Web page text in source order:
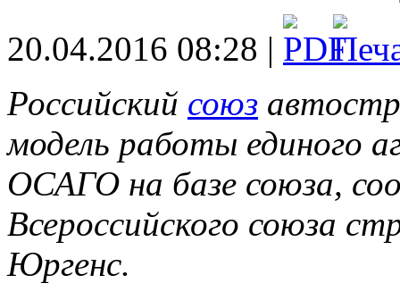
20.04.2016 08:28 |
Российский союз
модель работы единого
ОСАГО на базе союза,
Всероссийского союза
Юргенс.